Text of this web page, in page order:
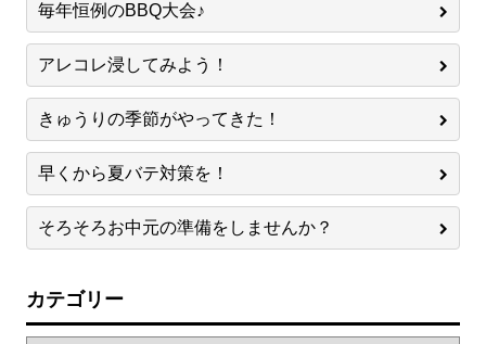
毎年恒例のBBQ大会♪
アレコレ浸してみよう！
きゅうりの季節がやってきた！
早くから夏バテ対策を！
そろそろお中元の準備をしませんか？
カテゴリー